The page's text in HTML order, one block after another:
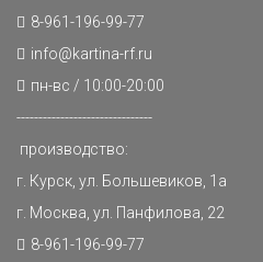
8-961-196-99-77
info@kartina-rf.ru
пн-вс / 10:00-20:00
-------------------------------
производство:
г. Курск, ул. Большевиков, 1а
г. Москва, ул. Панфилова, 22
8-961-196-99-77